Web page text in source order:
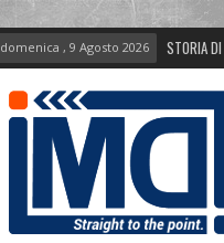
domenica , 9 Agosto 2026 STORIA